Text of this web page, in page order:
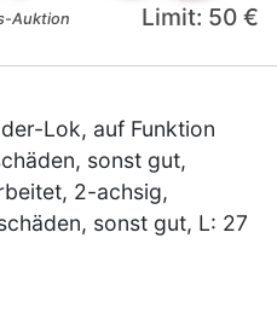
Auktion
Limit: 50 €
Lok, auf Funktion
sonst gut,
2-achsig,
sonst gut, L: 27